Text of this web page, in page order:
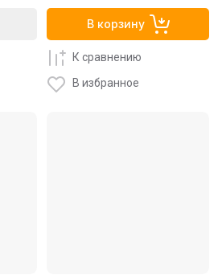
В корзину
К сравнению
В избранное